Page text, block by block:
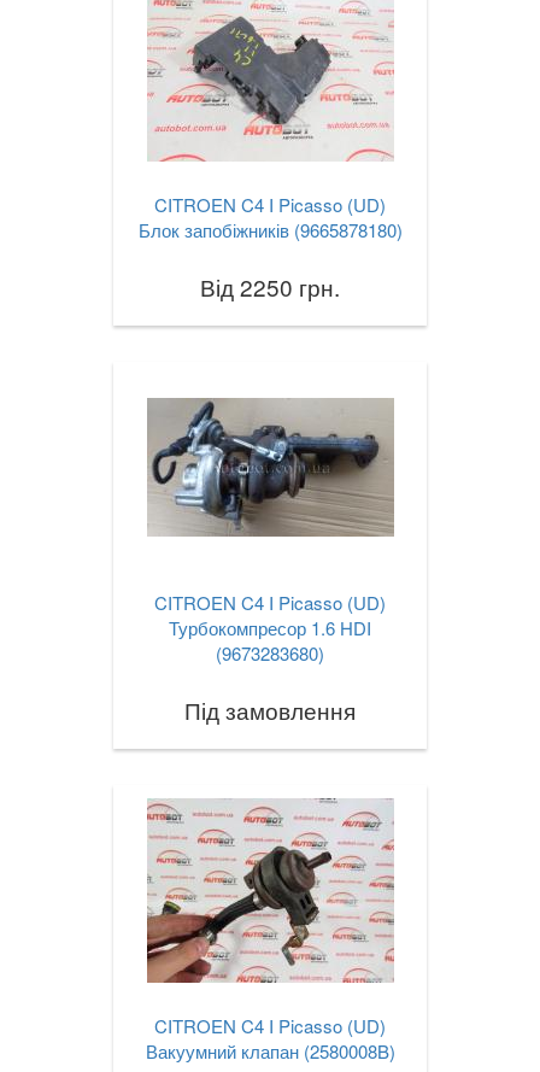
CITROEN C4 I Picasso (UD)
Блок запобіжників (9665878180)
Від 2250 грн.
CITROEN C4 I Picasso (UD)
Турбокомпресор 1.6 HDI
(9673283680)
Під замовлення
CITROEN C4 I Picasso (UD)
Вакуумний клапан (2580008B)